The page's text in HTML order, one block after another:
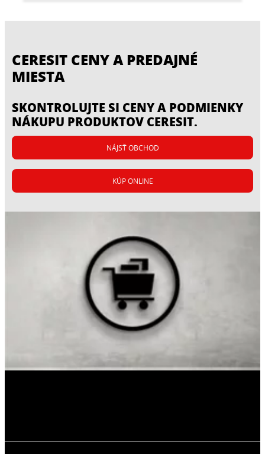
CERESIT AS 1
Samonivelizačná podlahová hmota na báze
pnutím, pre spoľahlivé vypĺňanie a
vyrovnávanie. Na hrúbku vrstvy 1 - 20 mm v
jednej pracovnej operácii.
CERESIT CENY A PREDAJNÉ
MIESTA
SKONTROLUJTE SI CENY A PODMIENKY
NÁKUPU PRODUKTOV CERESIT.
NÁJSŤ OBCHOD
KÚP ONLINE